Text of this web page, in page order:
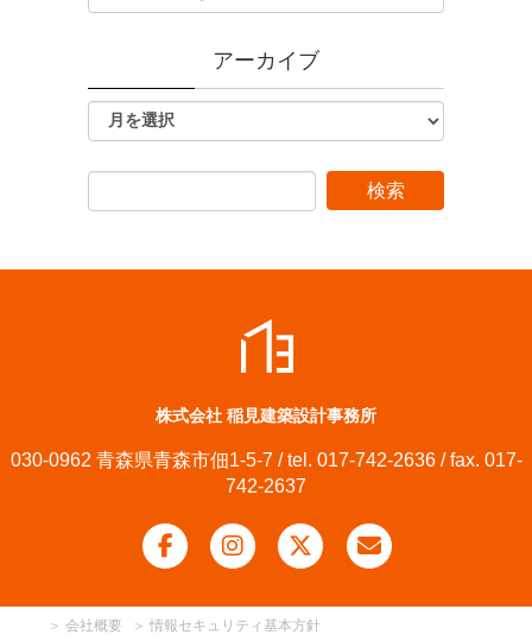
アーカイブ
株式会社 稲見建築設計事務所
030-0962 青森県青森市佃1-5-7 / tel. 017-742-2636 / fax. 017-
742-2637
＞ 会社概要 ＞ 情報セキュリティ基本方針